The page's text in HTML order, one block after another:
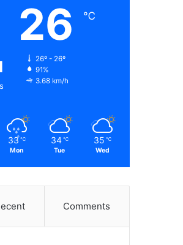
26 ℃
26º - 26º
91%
3.68 km/h
33 ℃
Mon
34 ℃
Tue
35 ℃
Wed
Comments